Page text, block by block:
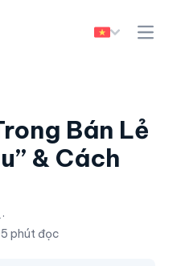
Bán Lẻ
& Cách
·
5 phút đọc